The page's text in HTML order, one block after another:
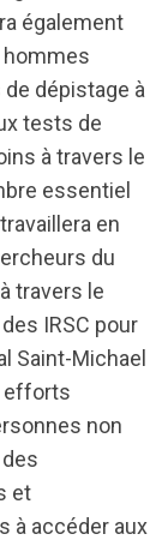
également
hommes
dépistage à
tests de
à travers le
essentiel
en
du
travers le
IRSC pour
Saint-Michael
efforts
non
et
à accéder aux